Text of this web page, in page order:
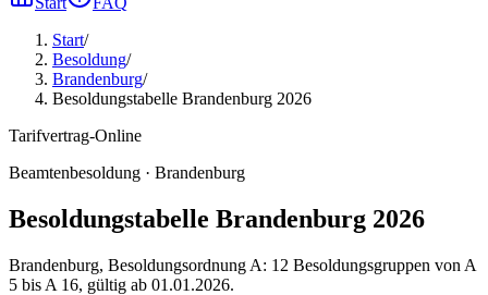
Start/
Besoldung/
Brandenburg/
Besoldungstabelle Brandenburg 2026
Tarifvertrag-Online
Beamtenbesoldung · Brandenburg
Besoldungstabelle Brandenburg 2026
Brandenburg, Besoldungsordnung A: 12 Besoldungsgruppen von A
5 bis A 16, gültig ab 01.01.2026.